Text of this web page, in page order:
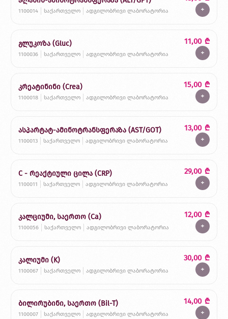
1100014 საქართველო ადგილობრივი ლაბორატორია +
გლუკოზა (Gluc)
1100036 საქართველო ადგილობრივი ლაბორატორია
11,00 ₾
+
კრეატინინი (Crea)
1100018 საქართველო ადგილობრივი ლაბორატორია
15,00 ₾
+
ასპარტატ-ამინოტრანსფერაზა (AST/GOT)
1100013 საქართველო ადგილობრივი ლაბორატორია
13,00 ₾
+
С - რეაქტიული ცილა (CRP)
1100011 საქართველო ადგილობრივი ლაბორატორია
29,00 ₾
+
კალციუმი, საერთო (Ca)
1100056 საქართველო ადგილობრივი ლაბორატორია
12,00 ₾
+
კალიუმი (K)
1100067 საქართველო ადგილობრივი ლაბორატორია
30,00 ₾
+
ბილირუბინი, საერთო (Bil-T)
1100007 საქართველო ადგილობრივი ლაბორატორია
14,00 ₾
+